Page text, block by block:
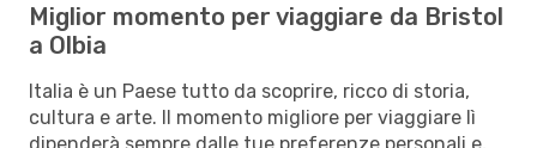
Miglior momento per viaggiare da Bristol
a Olbia
Italia è un Paese tutto da scoprire, ricco di storia,
cultura e arte. Il momento migliore per viaggiare lì